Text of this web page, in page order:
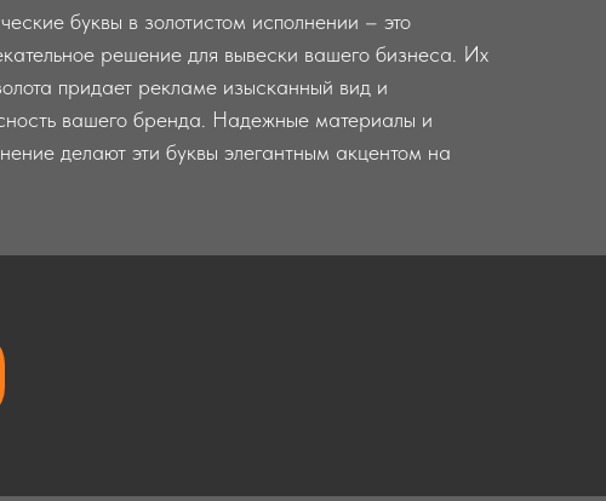
буквы в золотистом исполнении – это
решение для вывески вашего бизнеса. Их
придает рекламе изысканный вид и
вашего бренда. Надежные материалы и
делают эти буквы элегантным акцентом на